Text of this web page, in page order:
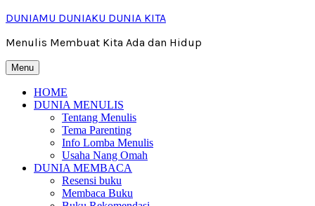
Skip
content
DUNIAMU DUNIAKU DUNIA KITA
Menulis Membuat Kita Ada dan Hidup
Menu
HOME
DUNIA MENULIS
Tentang Menulis
Tema Parenting
Info Lomba Menulis
Usaha Nang Omah
DUNIA MEMBACA
Resensi buku
Membaca Buku